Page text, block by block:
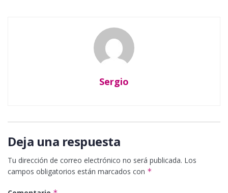
Sergio
Deja una respuesta
Tu dirección de correo electrónico no será publicada. Los
campos obligatorios están marcados con *